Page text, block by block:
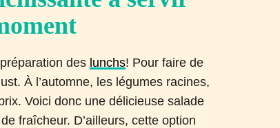
des lunchs! Pour faire de
À l’automne, les légumes racines,
Voici donc une délicieuse salade
fraîcheur. D’ailleurs, cette option